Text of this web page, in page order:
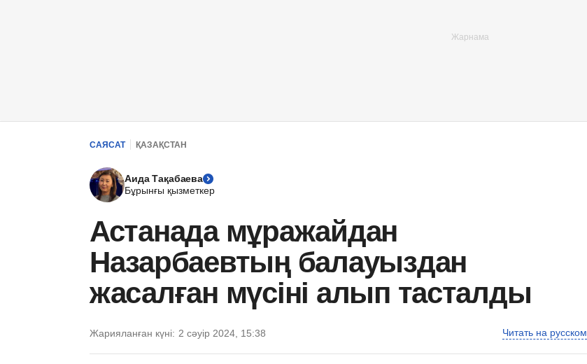
САЯСАТ ҚАЗАҚСТАН
Аида Тақабаева
Бұрынғы қызметкер
Астанада мұражайдан
Назарбаевтың балауыздан
жасалған мүсіні алып тасталды
Жарияланған күні: 2 сәуір 2024, 15:38 Читать на русском